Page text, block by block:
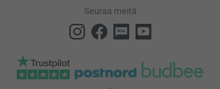
Seuraa meitä